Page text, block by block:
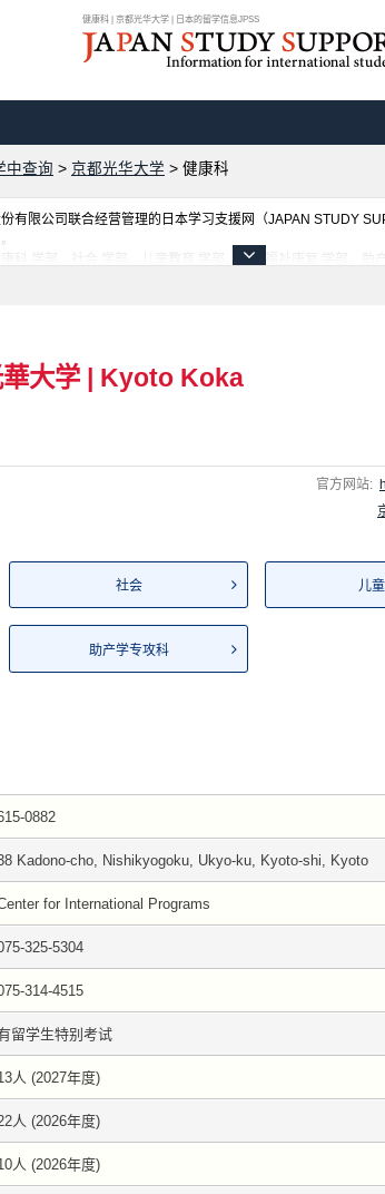
健康科 | 京都光华大学 | 日本的留学信息JPSS
中查询 > 京都光华大学 > 健康科
有限公司联合经营管理的日本学习支援网（JAPAN STUDY
科 学部、社会 学部、儿童教育 学部、护理福祉康复 学部、助
大学 | Kyoto Koka
官方网站:
社会 儿
助产学专攻科
0882
Kadono-cho, Nishikyogoku, Ukyo-ku, Kyoto-shi, Kyoto
for International Programs
325-5304
314-4515
留学生特别考试
人 (2027年度)
人 (2026年度)
人 (2026年度)